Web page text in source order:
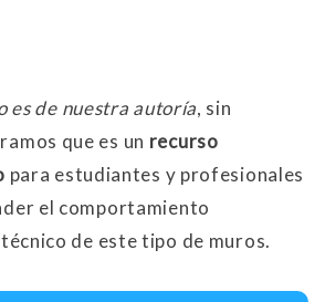
es de nuestra autoría, sin
que es un recurso
para estudiantes y profesionales
el comportamiento
de este tipo de muros.